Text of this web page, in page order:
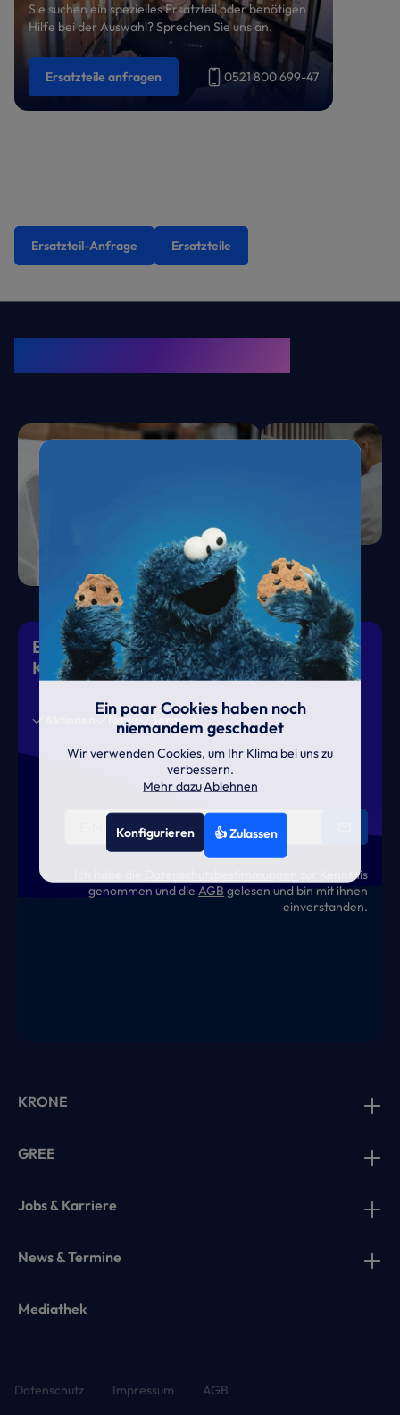
Sie suchen ein spezielles Ersatzteil oder benötigen
Hilfe bei der Auswahl? Sprechen Sie uns an.
Ersatzteile anfragen 0521 800 699-47
Ersatzteil-Anfrage Ersatzteile
Eiskalte Deals & heiße News für gutes
Klima
News Termine
zur Kenntnis
genommen und die AGB gelesen und bin mit ihnen
einverstanden.
KRONE
GREE
Jobs & Karriere
News & Termine
Mediathek
Datenschutz Impressum AGB
Ein paar Cookies haben noch
niemandem geschadet
Wir verwenden Cookies, um Ihr Klima bei uns zu
verbessern.
Mehr dazuAblehnen
Konfigurieren 👍 Zulassen